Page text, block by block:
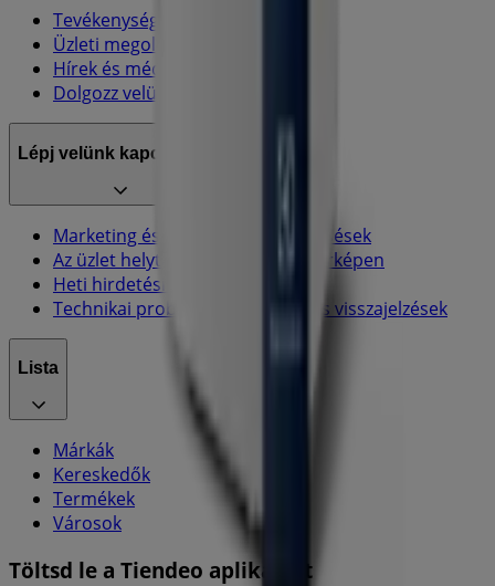
Tevékenységeink
Üzleti megoldások
Hírek és média
Dolgozz velünk
Lépj velünk kapcsolatba
Marketing és üzleti célú megkeresések
Az üzlet helytelenül található a térképen
Heti hirdetési visszajelzés
Technikai problémák és általános visszajelzések
Lista
Márkák
Kereskedők
Termékek
Városok
Töltsd le a Tiendeo aplikációt